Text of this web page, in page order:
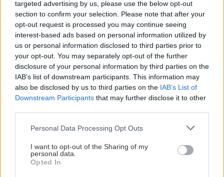
targeted advertising by us, please use the below opt-out
section to confirm your selection. Please note that after your
opt-out request is processed you may continue seeing
interest-based ads based on personal information utilized by
us or personal information disclosed to third parties prior to
your opt-out. You may separately opt-out of the further
disclosure of your personal information by third parties on the
IAB’s list of downstream participants. This information may
also be disclosed by us to third parties on the IAB’s List of
Downstream Participants that may further disclose it to other
Please note that this website/app uses one or more Google
not limited to your visit or usage behaviour. You may click to
grant or deny consent to Google and its third-party tags to
use your data for below specified purposes in below Google
Personal Data Processing Opt Outs
I want to opt-out of the Sharing of my
personal data.
Opted In
από τα τραπεζάκια του, και ακούς αυστηρά και
μόνο ροκ μουσικάρες, χαζεύοντας τα βινύλια που
στολίζουν τους τοίχους, τα καδράκια με
εμβληματικές μορφές της ροκ σκηνής, τις αφίσες
από παλιά λάιβ, και την γιγάντια τοιχογραφία-
αναφορά στο The Wall των Pink Floyd. Συχνά
πυκνά φιλοξενεί και λάιβ, μείνε συντονισμένος/η
στη σελίδα τους στο Facebook. Σερβίρει καθαρά
ποτά σε σούπερ τιμές, από 6€.
Beatniks Road Bar
Κωλέττη 14, τηλ.: 215 5252880